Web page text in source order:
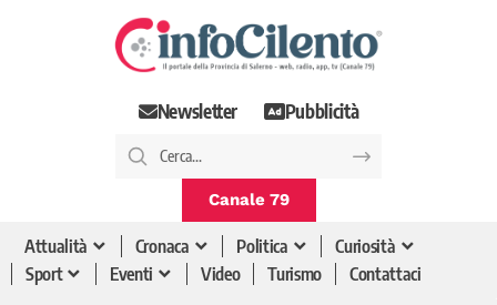
Newsletter Pubblicità
Canale 79
Attualità Cronaca Politica
Curiosità
Sport
Eventi Video Turismo Contattaci